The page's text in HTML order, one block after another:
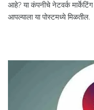
आहे? या कंपनीचे नेटवर्क
आपल्याला या पोस्टमध्ये मिळतील.